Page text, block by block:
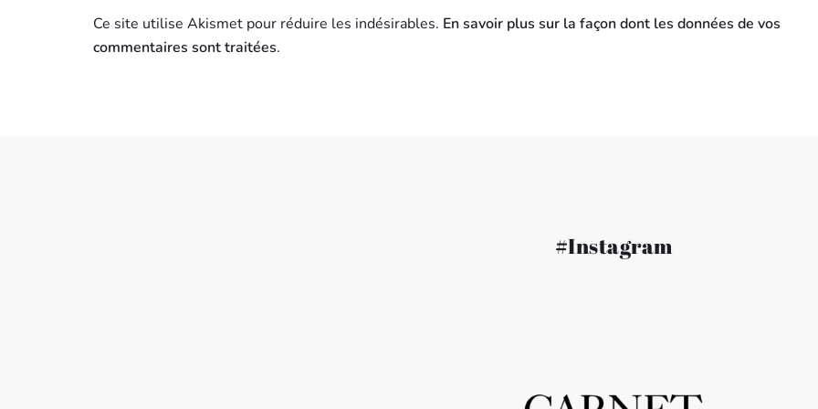
Ce site utilise Akismet pour réduire les indésirables. En savoir plus sur la façon dont les données de vos
commentaires sont traitées.
#Instagram